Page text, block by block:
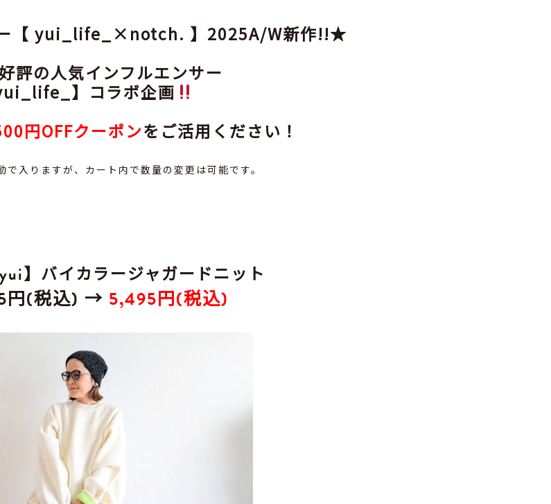
【 yui_life_×notch. 】2025A/W新作!!★
評の人気インフルエンサー
】コラボ企画
円OFFクーポンをご活用ください！
入りますが、カート内で数量の変更は可能です。
】バイカラージャガードニット
円(税込) → 5,495円(税込)